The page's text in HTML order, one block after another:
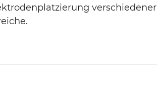
verschiedener